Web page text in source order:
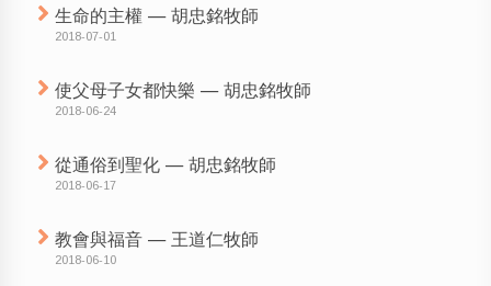
生命的主權 — 胡忠銘牧師
2018-07-01
使父母子女都快樂 — 胡忠銘牧師
2018-06-24
從通俗到聖化 — 胡忠銘牧師
2018-06-17
教會與福音 — 王道仁牧師
2018-06-10